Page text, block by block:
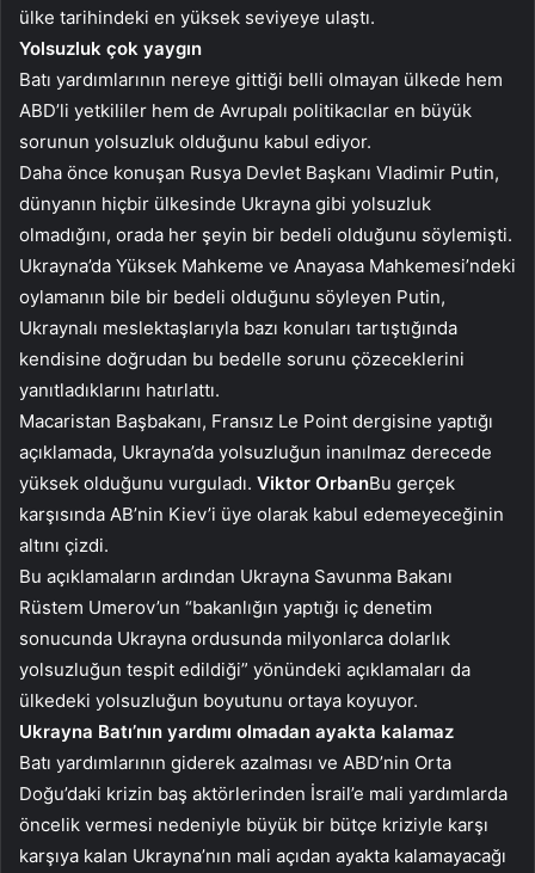
ülke tarihindeki en yüksek seviyeye ulaştı.
Yolsuzluk çok yaygın
Batı yardımlarının nereye gittiği belli olmayan ülkede hem
ABD’li yetkililer hem de Avrupalı ​​politikacılar en büyük
sorunun yolsuzluk olduğunu kabul ediyor.
Daha önce konuşan Rusya Devlet Başkanı Vladimir Putin,
dünyanın hiçbir ülkesinde Ukrayna gibi yolsuzluk
olmadığını, orada her şeyin bir bedeli olduğunu söylemişti.
Ukrayna’da Yüksek Mahkeme ve Anayasa Mahkemesi’ndeki
oylamanın bile bir bedeli olduğunu söyleyen Putin,
Ukraynalı meslektaşlarıyla bazı konuları tartıştığında
kendisine doğrudan bu bedelle sorunu çözeceklerini
yanıtladıklarını hatırlattı.
Macaristan Başbakanı, Fransız Le Point dergisine yaptığı
açıklamada, Ukrayna’da yolsuzluğun inanılmaz derecede
yüksek olduğunu vurguladı. Viktor OrbanBu gerçek
karşısında AB’nin Kiev’i üye olarak kabul edemeyeceğinin
altını çizdi.
Bu açıklamaların ardından Ukrayna Savunma Bakanı
Rüstem Umerov’un “bakanlığın yaptığı iç denetim
sonucunda Ukrayna ordusunda milyonlarca dolarlık
yolsuzluğun tespit edildiği” yönündeki açıklamaları da
ülkedeki yolsuzluğun boyutunu ortaya koyuyor.
Ukrayna Batı’nın yardımı olmadan ayakta kalamaz
Batı yardımlarının giderek azalması ve ABD’nin Orta
Doğu’daki krizin baş aktörlerinden İsrail’e mali yardımlarda
öncelik vermesi nedeniyle büyük bir bütçe kriziyle karşı
karşıya kalan Ukrayna’nın mali açıdan ayakta kalamayacağı